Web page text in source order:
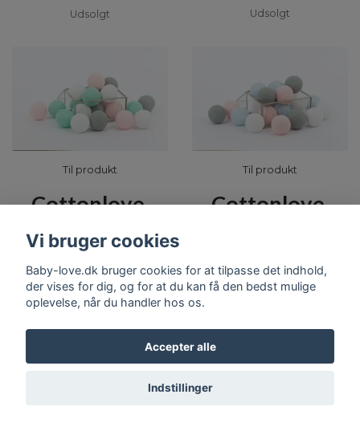
Udsolgt Udsolgt
Til produkt
Cottonlove,
lyskæde,
Mariposa
Udsolgt
Til produkt
Cottonlove,
Candy
Udsolgt
Vi bruger cookies
Baby-love.dk bruger cookies for at tilpasse det indhold,
der vises for dig, og for at du kan få den bedst mulige
oplevelse, når du handler hos os.
Accepter alle
Indstillinger